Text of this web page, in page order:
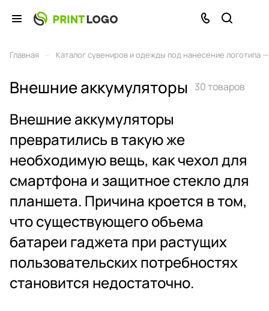
Главная Каталог сувениров и одежды под нанесение логотипа
Внешние аккумуляторы 30 товаров
Внешние аккумуляторы
превратились в такую же
необходимую вещь, как чехол для
смартфона и защитное стекло для
планшета. Причина кроется в том,
что существующего объема
батареи гаджета при растущих
пользовательских потребностях
становится недостаточно.